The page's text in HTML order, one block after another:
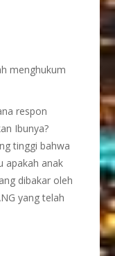
menghukum
respon
Ibunya?
tinggi bahwa
apakah anak
dibakar oleh
yang telah